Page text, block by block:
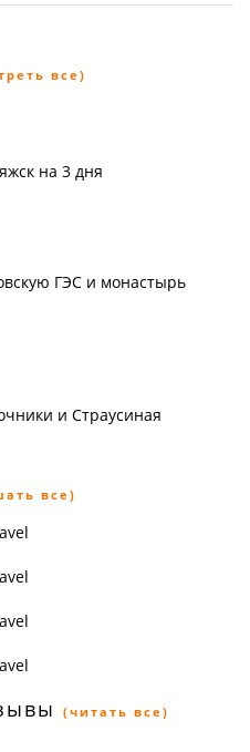
все)
на 3 дня
ГЭС и монастырь
и Страусиная
все)
(читать все)